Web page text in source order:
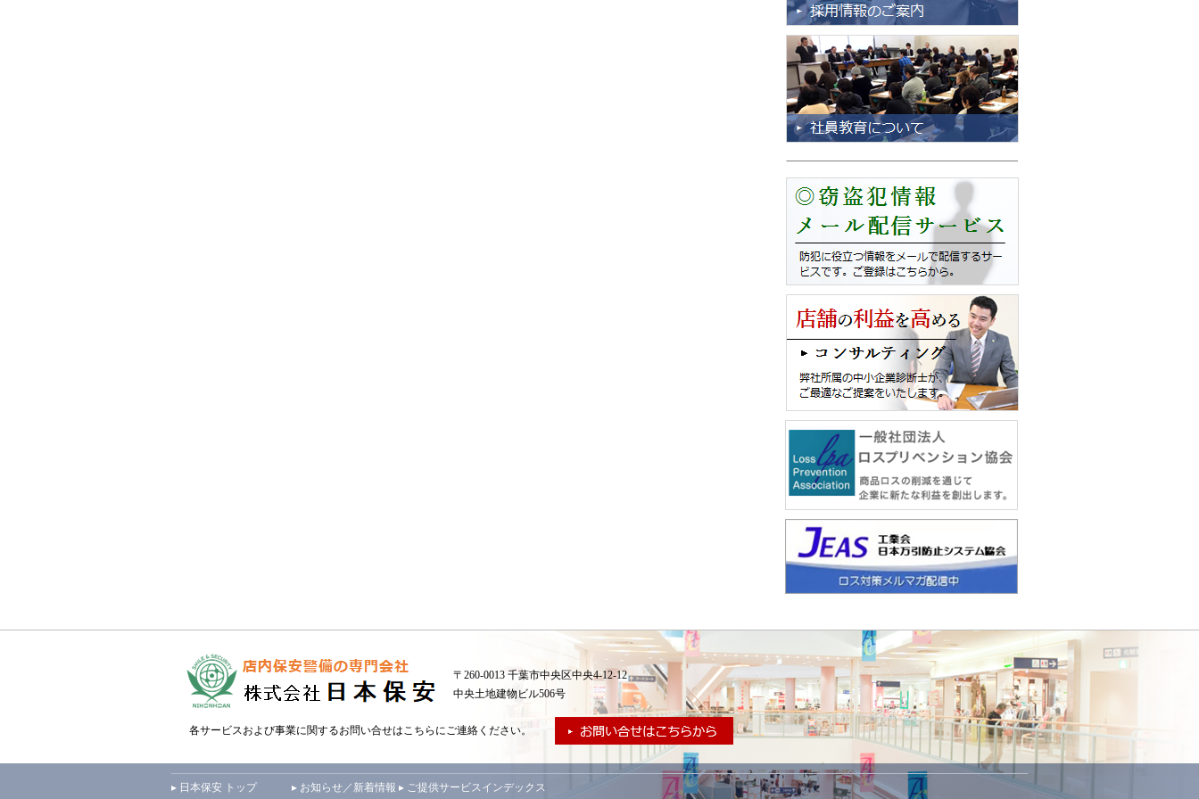
〒260-0013 千葉市中央区中央4-12-12
中央土地建物ビル506号
各サービスおよび事業に関するお問い合せはこちらにご連絡ください。
▸ 日本保安 トップ ▸ お知らせ／新着情報 ▸ ご提供サービスインデックス